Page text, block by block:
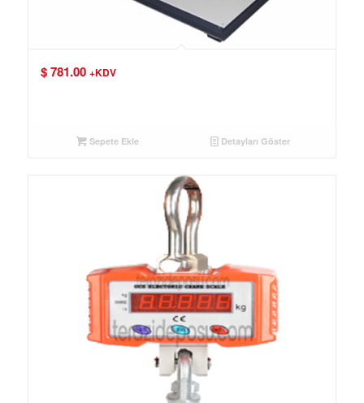
$781.00 +KDV
Sepete Ekle Detayları Göster